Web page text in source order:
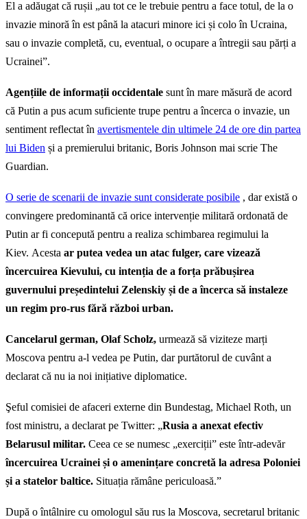
El a adăugat că rușii „au tot ce le trebuie pentru a face totul, de la o
invazie minoră în est până la atacuri minore ici și colo în Ucraina,
sau o invazie completă, cu, eventual, o ocupare a întregii sau părți a
Ucrainei”.
Agențiile de informații occidentale sunt în mare măsură de acord
că Putin a pus acum suficiente trupe pentru a încerca o invazie, un
sentiment reflectat în avertismentele din ultimele 24 de ore din partea
lui Biden și a premierului britanic, Boris Johnson mai scrie The
Guardian.
O serie de scenarii de invazie sunt considerate posibile , dar există o
convingere predominantă că orice intervenție militară ordonată de
Putin ar fi concepută pentru a realiza schimbarea regimului la
Kiev. Acesta ar putea vedea un atac fulger, care vizează
încercuirea Kievului, cu intenția de a forța prăbușirea
guvernului președintelui Zelenskiy și de a încerca să instaleze
un regim pro-rus fără război urban.
Cancelarul german, Olaf Scholz, urmează să viziteze marți
Moscova pentru a-l vedea pe Putin, dar purtătorul de cuvânt a
declarat că nu ia noi inițiative diplomatice.
Şeful comisiei de afaceri externe din Bundestag, Michael Roth, un
fost ministru, a declarat pe Twitter: „Rusia a anexat efectiv
Belarusul militar. Ceea ce se numesc „exerciții” este într-adevăr
încercuirea Ucrainei și o amenințare concretă la adresa Poloniei
și a statelor baltice. Situația rămâne periculoasă.”
După o întâlnire cu omologul său rus la Moscova, secretarul britanic